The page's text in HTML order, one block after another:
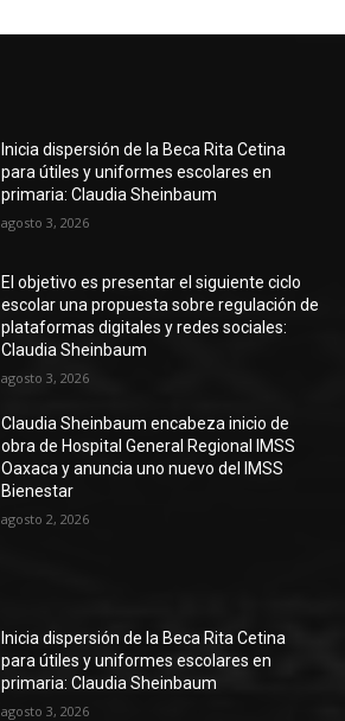
Inicia dispersión de la Beca Rita Cetina
para útiles y uniformes escolares en
primaria: Claudia Sheinbaum
agosto 3, 2026
El objetivo es presentar el siguiente ciclo
escolar una propuesta sobre regulación de
plataformas digitales y redes sociales:
Claudia Sheinbaum
agosto 3, 2026
Claudia Sheinbaum encabeza inicio de
obra de Hospital General Regional IMSS
Oaxaca y anuncia uno nuevo del IMSS
Bienestar
agosto 2, 2026
Inicia dispersión de la Beca Rita Cetina
para útiles y uniformes escolares en
primaria: Claudia Sheinbaum
agosto 3, 2026